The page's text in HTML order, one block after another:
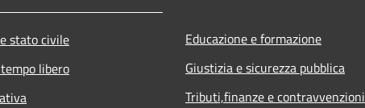
stato civile
libero
Educazione e formazione
Giustizia e sicurezza pubblica
Tributi,finanze e contravvenzioni